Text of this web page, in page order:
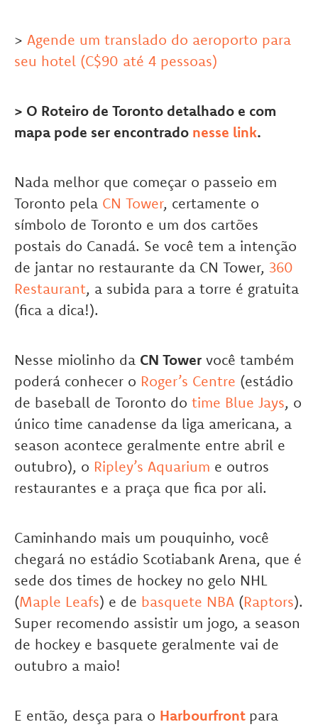
> Agende um translado do aeroporto para
seu hotel (C$90 até 4 pessoas)
> O Roteiro de Toronto detalhado e com
mapa pode ser encontrado nesse link.
Nada melhor que começar o passeio em
Toronto pela CN Tower, certamente o
símbolo de Toronto e um dos cartões
postais do Canadá. Se você tem a intenção
de jantar no restaurante da CN Tower, 360
Restaurant, a subida para a torre é gratuita
(fica a dica!).
Nesse miolinho da CN Tower você também
poderá conhecer o Roger’s Centre (estádio
de baseball de Toronto do time Blue Jays, o
único time canadense da liga americana, a
season acontece geralmente entre abril e
outubro), o Ripley’s Aquarium e outros
restaurantes e a praça que fica por ali.
Caminhando mais um pouquinho, você
chegará no estádio Scotiabank Arena, que é
sede dos times de hockey no gelo NHL
(Maple Leafs) e de basquete NBA (Raptors).
Super recomendo assistir um jogo, a season
de hockey e basquete geralmente vai de
outubro a maio!
E então, desça para o Harbourfront para